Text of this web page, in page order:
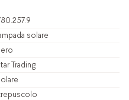
solare
Trading